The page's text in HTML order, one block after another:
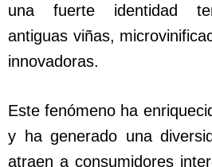
una fuerte identidad
antiguas viñas,
innovadoras.
Este fenómeno ha
y ha generado una
atraen a consumidores